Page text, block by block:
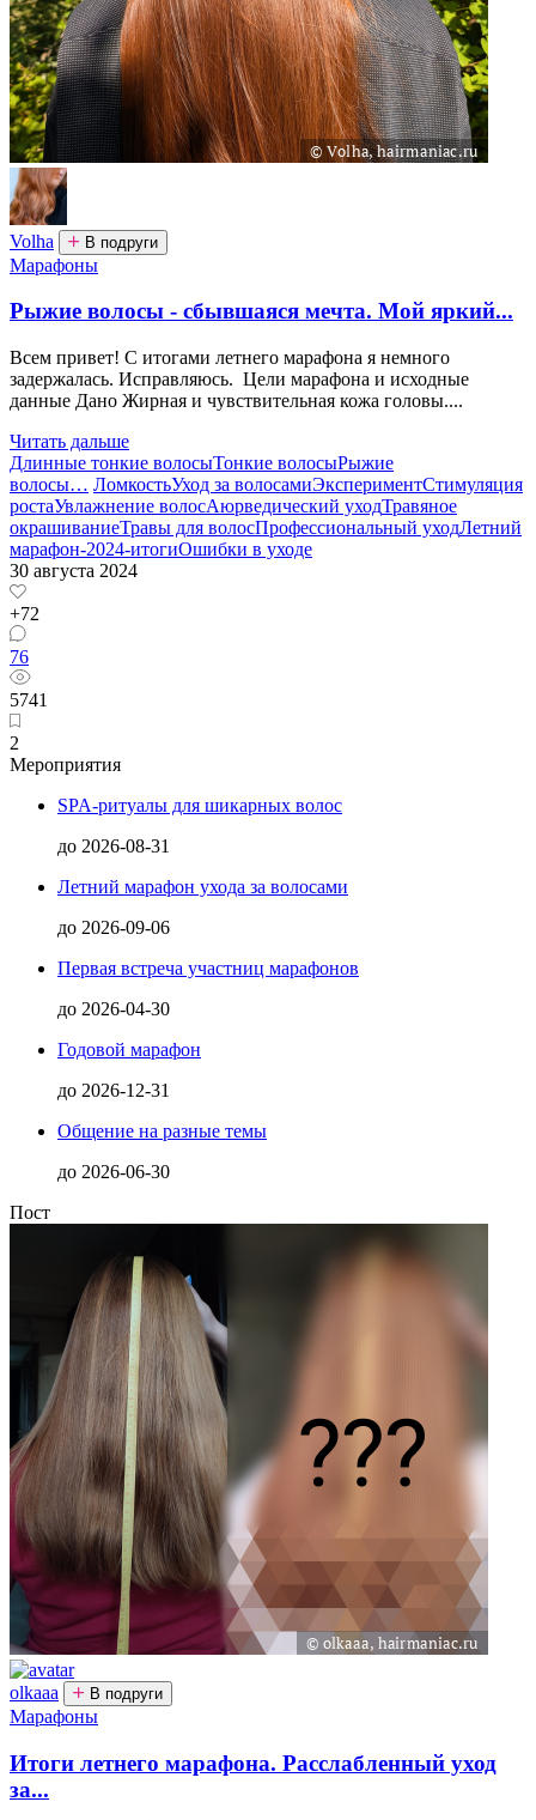
Volha В подруги
Марафоны
Рыжие волосы - сбывшаяся мечта. Мой яркий...
Всем привет! С итогами летнего марафона я немного
задержалась. Исправляюсь. Цели марафона и исходные
данные Дано Жирная и чувствительная кожа головы....
Читать дальше
Длинные тонкие волосыТонкие волосыРыжие
волосы… ЛомкостьУход за волосамиЭкспериментСтимуляция
ростаУвлажнение волосАюрведический уходТравяное
окрашиваниеТравы для волосПрофессиональный уходЛетний
марафон-2024-итогиОшибки в уходе
30 августа 2024
+72
76
5741
2
Мероприятия
SPA-ритуалы для шикарных волос
до 2026-08-31
Летний марафон ухода за волосами
до 2026-09-06
Первая встреча участниц марафонов
до 2026-04-30
Годовой марафон
до 2026-12-31
Общение на разные темы
до 2026-06-30
Пост
olkaaa В подруги
Марафоны
Итоги летнего марафона. Расслабленный уход
за...